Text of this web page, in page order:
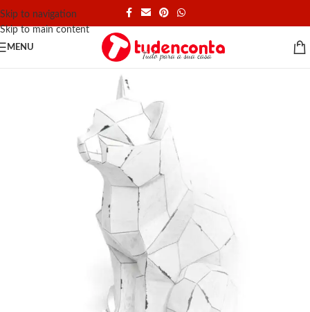
Skip to navigation
Skip to main content
MENU